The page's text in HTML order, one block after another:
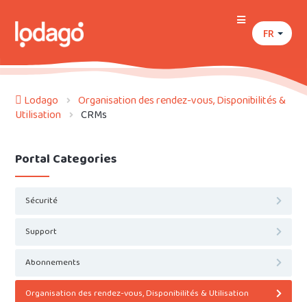
FR
Lodago Organisation des rendez-vous, Disponibilités &
Utilisation CRMs
Portal Categories
Sécurité
Support
Abonnements
Organisation des rendez-vous, Disponibilités & Utilisation